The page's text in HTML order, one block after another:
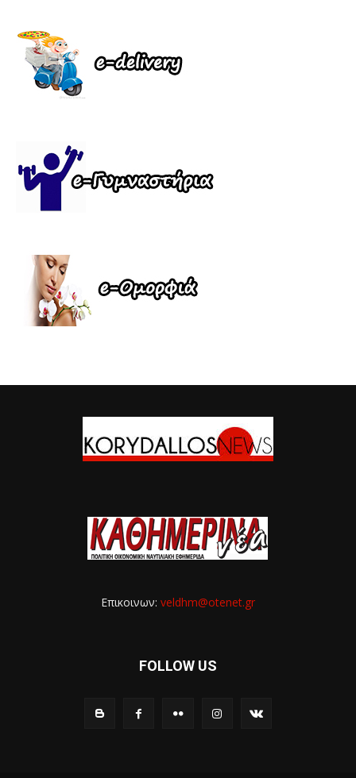
Επικοινων: veldhm@otenet.gr
FOLLOW US